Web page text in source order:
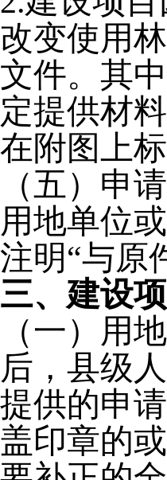
改变使用
文件。其
定提供材
在附图上标
（五）申
用地单位
注明“与原
三、建设
（一）用
后，县级
提供的申
盖印章的